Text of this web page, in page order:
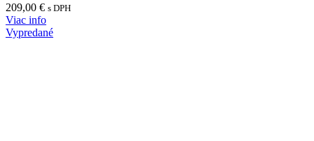
209,00 € s DPH
Viac info
Vypredané